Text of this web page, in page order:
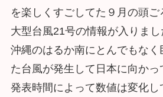
を楽しくすごしてた９月の頭
大型台風21号の情報が入りまし
沖縄のはるか南にとんでもなく
た台風が発生して日本に向かっ
発表時間によって数値は変化